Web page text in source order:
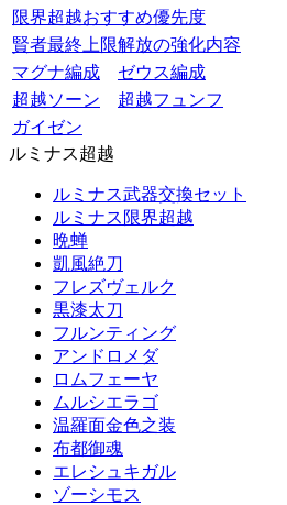
限界超越おすすめ優先度
賢者最終上限解放の強化内容
マグナ編成
ゼウス編成
超越ソーン
超越フュンフ
ガイゼン
ルミナス超越
ルミナス武器交換セット
ルミナス限界超越
晩蝉
凱風絶刀
フレズヴェルク
黒漆太刀
フルンティング
アンドロメダ
ロムフェーヤ
ムルシエラゴ
温羅面金色之装
布都御魂
エレシュキガル
ゾーシモス